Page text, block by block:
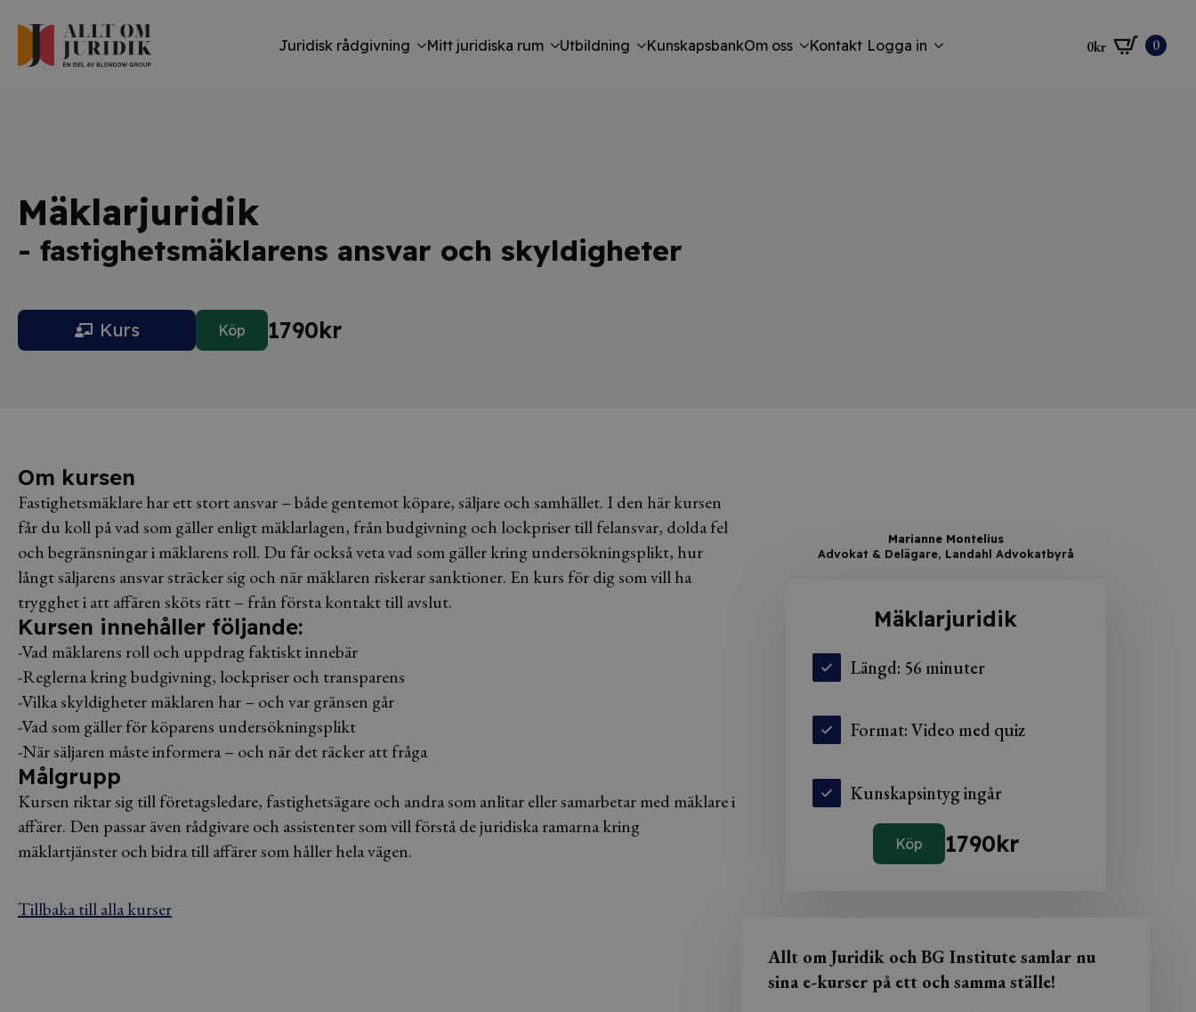
Juridisk rådgivning Mitt juridiska rum Utbildning KunskapsbankOm oss Kontakt Logga in 0kr 0
Mäklarjuridik
- fastighetsmäklarens ansvar och skyldigheter
Kurs Köp 1790kr
Om kursen
Fastighetsmäklare har ett stort ansvar – både gentemot köpare, säljare och samhället. I den här kursen
får du koll på vad som gäller enligt mäklarlagen, från budgivning och lockpriser till felansvar, dolda fel
och begränsningar i mäklarens roll. Du får också veta vad som gäller kring undersökningsplikt, hur
långt säljarens ansvar sträcker sig och när mäklaren riskerar sanktioner. En kurs för dig som vill ha
trygghet i att affären sköts rätt – från första kontakt till avslut.
Kursen innehåller följande:
-Vad mäklarens roll och uppdrag faktiskt innebär
-Reglerna kring budgivning, lockpriser och transparens
-Vilka skyldigheter mäklaren har – och var gränsen går
-Vad som gäller för köparens undersökningsplikt
-När säljaren måste informera – och när det räcker att fråga
Målgrupp
Kursen riktar sig till företagsledare, fastighetsägare och andra som anlitar eller samarbetar med mäklare i
affärer. Den passar även rådgivare och assistenter som vill förstå de juridiska ramarna kring
mäklartjänster och bidra till affärer som håller hela vägen.
Tillbaka till alla kurser
Marianne Montelius
Advokat & Delägare, Landahl Advokatbyrå
Mäklarjuridik
Längd: 56 minuter
Format: Video med quiz
Kunskapsintyg ingår
Köp 1790kr
Allt om Juridik och BG Institute samlar nu
sina e-kurser på ett och samma ställe!